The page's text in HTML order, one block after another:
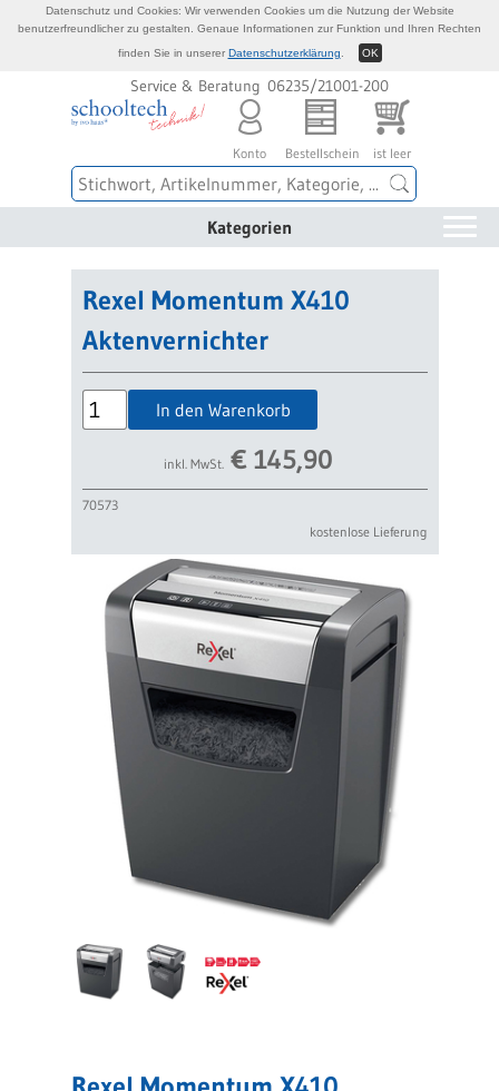
Service & Beratung 06235/21001-200
Konto Bestellschein ist leer
Kategorien
Rexel Momentum X410
Aktenvernichter
In den Warenkorb
inkl. MwSt. € 145,90
70573
kostenlose Lieferung
Datenschutz und Cookies: Wir verwenden Cookies um die Nutzung der Website
benutzerfreundlicher zu gestalten. Genaue Informationen zur Funktion und Ihren Rechten
finden Sie in unserer Datenschutzerklärung OK